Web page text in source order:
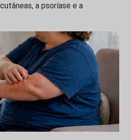
a psoríase e a